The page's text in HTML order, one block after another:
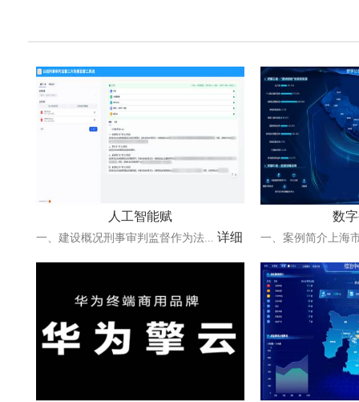
人工智能赋
一、建设概况刑事审判监督作为法... 详细
数
一、案例简介上海